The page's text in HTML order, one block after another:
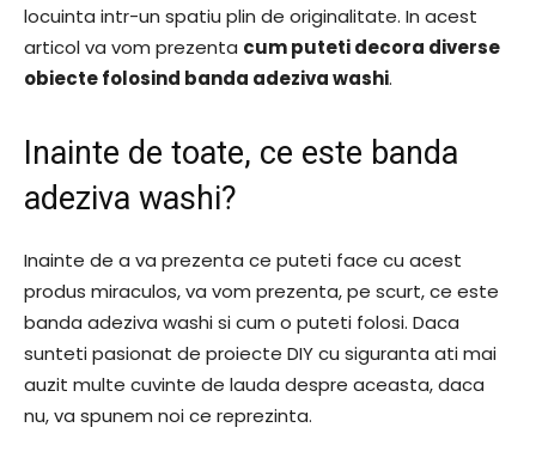
locuinta intr-un spatiu plin de originalitate. In acest
articol va vom prezenta cum puteti decora diverse
obiecte folosind banda adeziva washi.
Inainte de toate, ce este banda
adeziva washi?
Inainte de a va prezenta ce puteti face cu acest
produs miraculos, va vom prezenta, pe scurt, ce este
banda adeziva washi si cum o puteti folosi. Daca
sunteti pasionat de proiecte DIY cu siguranta ati mai
auzit multe cuvinte de lauda despre aceasta, daca
nu, va spunem noi ce reprezinta.